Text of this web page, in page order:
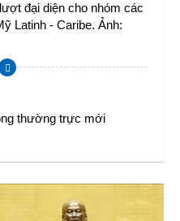
đại diện cho nhóm các
Latinh - Caribe. Ảnh:
thường trực mới